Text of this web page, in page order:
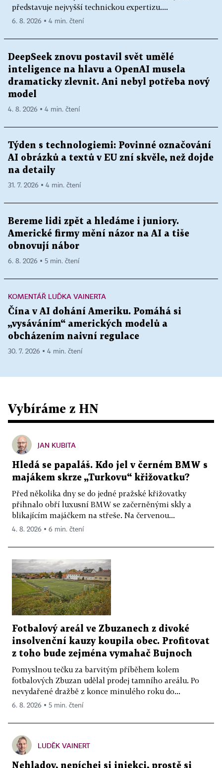
představuje nejvyšší technickou expertizu....
6. 8. 2026 ▪ 4 min. čtení
DeepSeek znovu postavil svět umělé
inteligence na hlavu a OpenAI musela
dramaticky zlevnit. Ani nebyl potřeba nový
model
4. 8. 2026 ▪ 4 min. čtení
Týden s technologiemi: Povinné označování
AI obrázků a textů v EU zní skvěle, než dojde
na detaily
31. 7. 2026 ▪ 4 min. čtení
Bereme lidi zpět a hledáme i juniory.
Americké firmy mění názor na AI a tiše
obnovují nábor
6. 8. 2026 ▪ 5 min. čtení
KOMENTÁŘ LUĎKA VAINERTA
Čína v AI dohání Ameriku. Pomáhá si
„vysáváním“ amerických modelů a
obcházením naivní regulace
30. 7. 2026 ▪ 4 min. čtení
Vybíráme z HN
JAN KUBITA
Hledá se papaláš. Kdo jel v černém BMW s
majákem skrze „Turkovu“ křižovatku?
Před několika dny se do jedné pražské křižovatky
přihnalo obří luxusní BMW se začerněnými skly a
blikajícím majáčkem na střeše. Na červenou...
4. 8. 2026 ▪ 6 min. čtení
Fotbalový areál ve Zbuzanech z divoké
insolvenční kauzy koupila obec. Profitovat
z toho bude zejména vymahač Bujnoch
Pomyslnou tečku za barvitým příběhem kolem
fotbalových Zbuzan udělal prodej tamního areálu. Po
nevydařené dražbě z konce minulého roku do...
6. 8. 2026 ▪ 5 min. čtení
LUDĚK VAINERT
Nehladov, nepíchej si injekci, prostě si